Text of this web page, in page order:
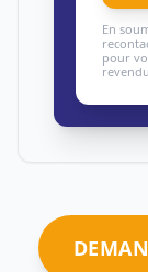
En
pour